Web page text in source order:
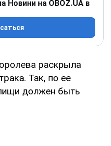
Новини на OBOZ.UA в
раскрыла
Так, по ее
должен быть